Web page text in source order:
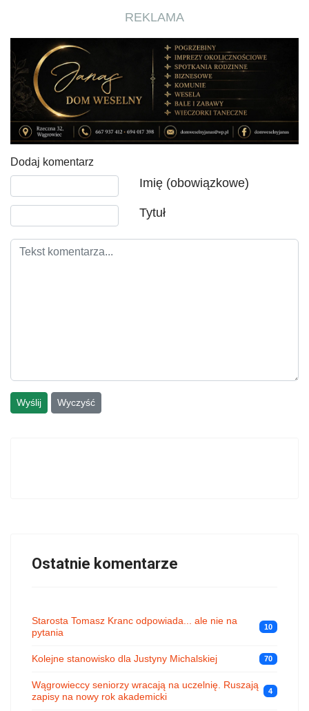
REKLAMA
Dodaj komentarz
Imię (obowiązkowe)
Tytuł
Tekst komentarza
Wyślij Wyczyść
Ostatnie komentarze
Starosta Tomasz Kranc odpowiada... ale nie na
pytania
10
Kolejne stanowisko dla Justyny Michalskiej 70
Wągrowieccy seniorzy wracają na uczelnię. Ruszają
zapisy na nowy rok akademicki
4